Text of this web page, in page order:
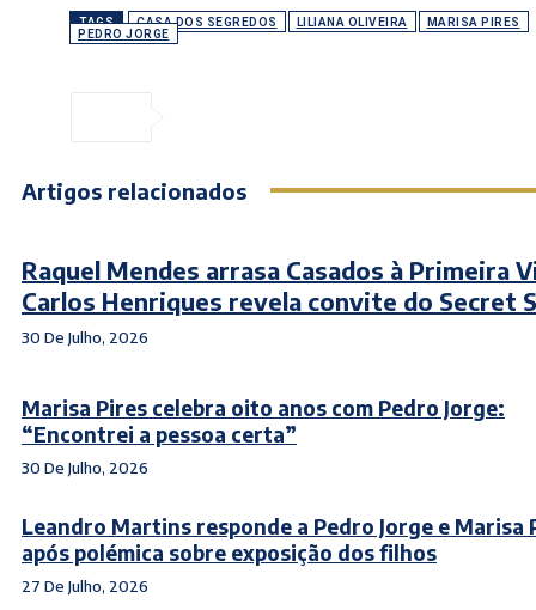
TAGS CASA DOS SEGREDOS LILIANA OLIVEIRA
MARISA PIRES
PEDRO JORGE
Artigos relacionados
Raquel Mendes arrasa Casados à Primeira
Carlos Henriques revela convite do Secret
30 De Julho, 2026
Marisa Pires celebra oito anos com Pedro Jorge:
“Encontrei a pessoa certa”
30 De Julho, 2026
Leandro Martins responde a Pedro Jorge e Marisa
após polémica sobre exposição dos filhos
27 De Julho, 2026